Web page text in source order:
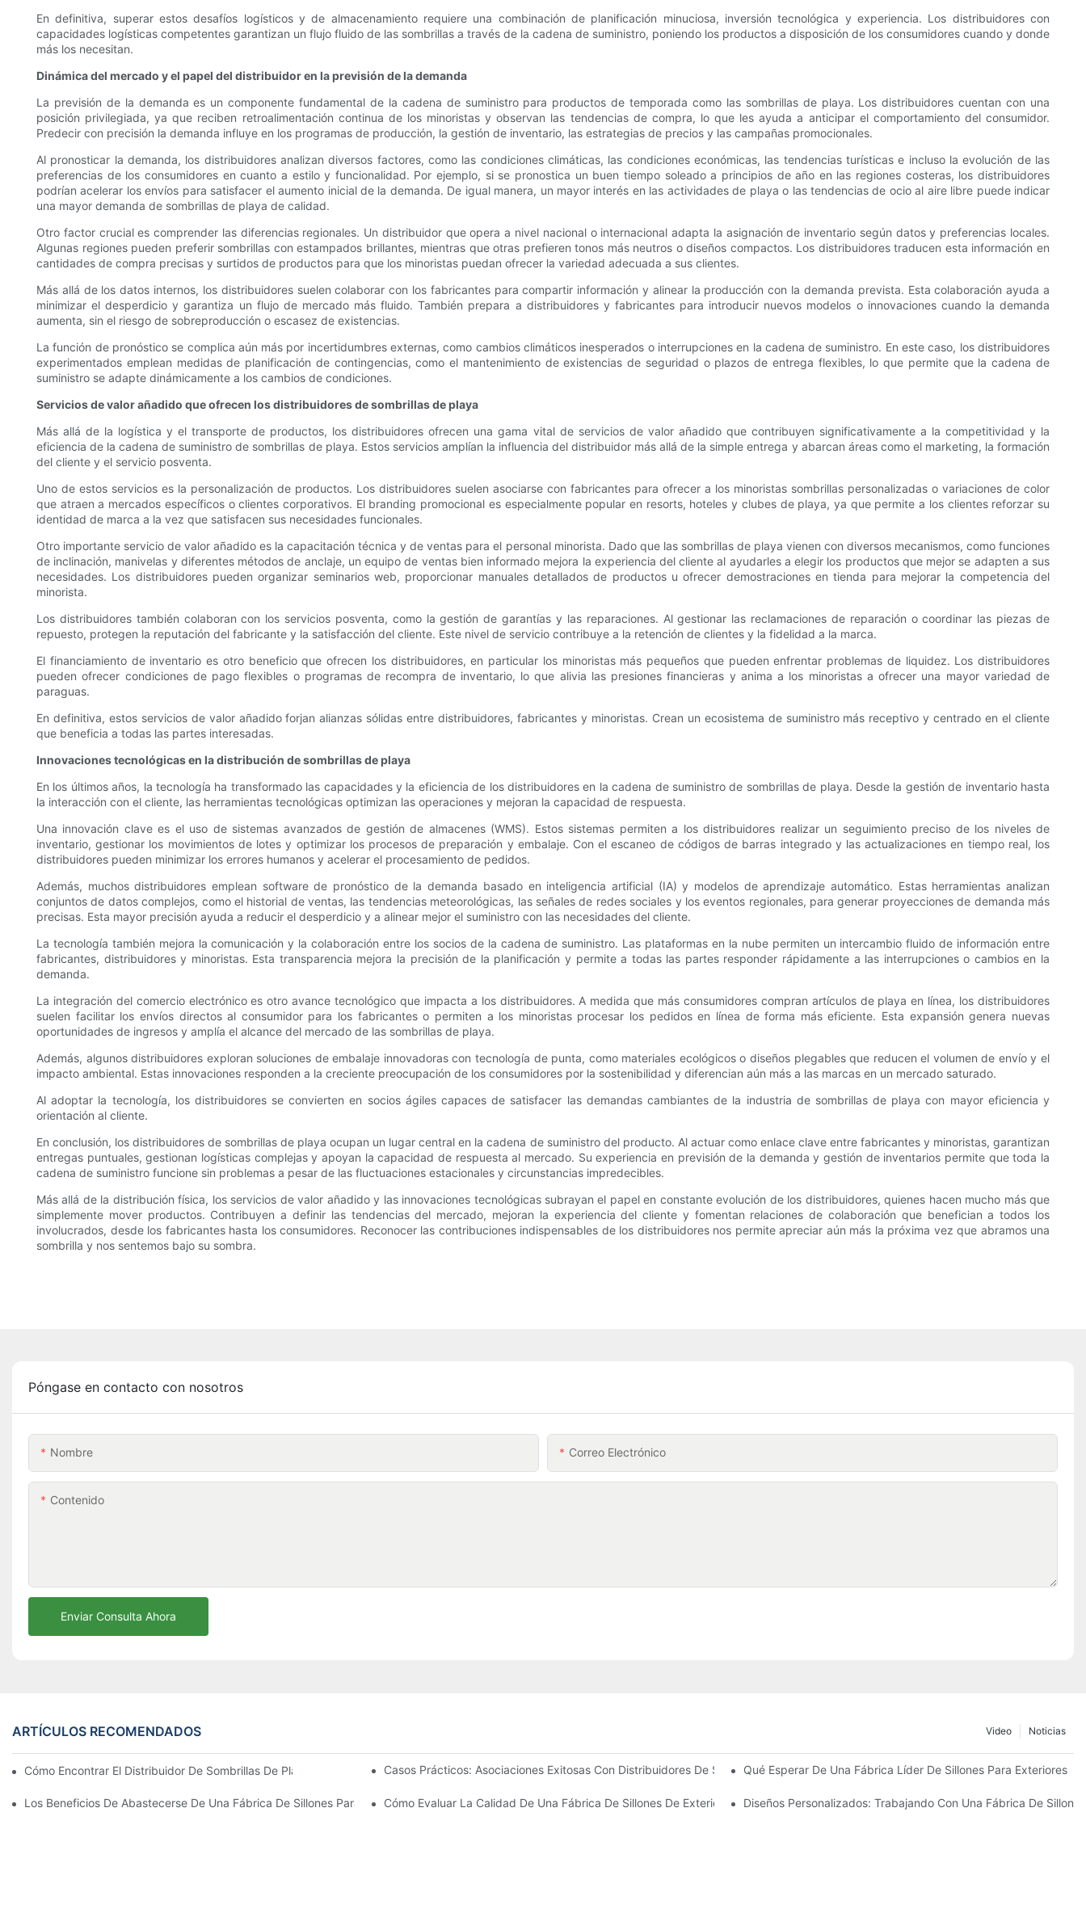
En definitiva, superar estos desafíos logísticos y de almacenamiento requiere una combinación de planificación minuciosa, inversión tecnológica y experiencia. Los distribuidores con
capacidades logísticas competentes garantizan un flujo fluido de las sombrillas a través de la cadena de suministro, poniendo los productos a disposición de los consumidores cuando y donde
más los necesitan.
Dinámica del mercado y el papel del distribuidor en la previsión de la demanda
La previsión de la demanda es un componente fundamental de la cadena de suministro para productos de temporada como las sombrillas de playa. Los distribuidores cuentan con una
posición privilegiada, ya que reciben retroalimentación continua de los minoristas y observan las tendencias de compra, lo que les ayuda a anticipar el comportamiento del consumidor.
Predecir con precisión la demanda influye en los programas de producción, la gestión de inventario, las estrategias de precios y las campañas promocionales.
Al pronosticar la demanda, los distribuidores analizan diversos factores, como las condiciones climáticas, las condiciones económicas, las tendencias turísticas e incluso la evolución de las
preferencias de los consumidores en cuanto a estilo y funcionalidad. Por ejemplo, si se pronostica un buen tiempo soleado a principios de año en las regiones costeras, los distribuidores
podrían acelerar los envíos para satisfacer el aumento inicial de la demanda. De igual manera, un mayor interés en las actividades de playa o las tendencias de ocio al aire libre puede indicar
una mayor demanda de sombrillas de playa de calidad.
Otro factor crucial es comprender las diferencias regionales. Un distribuidor que opera a nivel nacional o internacional adapta la asignación de inventario según datos y preferencias locales.
Algunas regiones pueden preferir sombrillas con estampados brillantes, mientras que otras prefieren tonos más neutros o diseños compactos. Los distribuidores traducen esta información en
cantidades de compra precisas y surtidos de productos para que los minoristas puedan ofrecer la variedad adecuada a sus clientes.
Más allá de los datos internos, los distribuidores suelen colaborar con los fabricantes para compartir información y alinear la producción con la demanda prevista. Esta colaboración ayuda a
minimizar el desperdicio y garantiza un flujo de mercado más fluido. También prepara a distribuidores y fabricantes para introducir nuevos modelos o innovaciones cuando la demanda
aumenta, sin el riesgo de sobreproducción o escasez de existencias.
La función de pronóstico se complica aún más por incertidumbres externas, como cambios climáticos inesperados o interrupciones en la cadena de suministro. En este caso, los distribuidores
experimentados emplean medidas de planificación de contingencias, como el mantenimiento de existencias de seguridad o plazos de entrega flexibles, lo que permite que la cadena de
suministro se adapte dinámicamente a los cambios de condiciones.
Servicios de valor añadido que ofrecen los distribuidores de sombrillas de playa
Más allá de la logística y el transporte de productos, los distribuidores ofrecen una gama vital de servicios de valor añadido que contribuyen significativamente a la competitividad y la
eficiencia de la cadena de suministro de sombrillas de playa. Estos servicios amplían la influencia del distribuidor más allá de la simple entrega y abarcan áreas como el marketing, la formación
del cliente y el servicio posventa.
Uno de estos servicios es la personalización de productos. Los distribuidores suelen asociarse con fabricantes para ofrecer a los minoristas sombrillas personalizadas o variaciones de color
que atraen a mercados específicos o clientes corporativos. El branding promocional es especialmente popular en resorts, hoteles y clubes de playa, ya que permite a los clientes reforzar su
identidad de marca a la vez que satisfacen sus necesidades funcionales.
Otro importante servicio de valor añadido es la capacitación técnica y de ventas para el personal minorista. Dado que las sombrillas de playa vienen con diversos mecanismos, como funciones
de inclinación, manivelas y diferentes métodos de anclaje, un equipo de ventas bien informado mejora la experiencia del cliente al ayudarles a elegir los productos que mejor se adapten a sus
necesidades. Los distribuidores pueden organizar seminarios web, proporcionar manuales detallados de productos u ofrecer demostraciones en tienda para mejorar la competencia del
minorista.
Los distribuidores también colaboran con los servicios posventa, como la gestión de garantías y las reparaciones. Al gestionar las reclamaciones de reparación o coordinar las piezas de
repuesto, protegen la reputación del fabricante y la satisfacción del cliente. Este nivel de servicio contribuye a la retención de clientes y la fidelidad a la marca.
El financiamiento de inventario es otro beneficio que ofrecen los distribuidores, en particular los minoristas más pequeños que pueden enfrentar problemas de liquidez. Los distribuidores
pueden ofrecer condiciones de pago flexibles o programas de recompra de inventario, lo que alivia las presiones financieras y anima a los minoristas a ofrecer una mayor variedad de
paraguas.
En definitiva, estos servicios de valor añadido forjan alianzas sólidas entre distribuidores, fabricantes y minoristas. Crean un ecosistema de suministro más receptivo y centrado en el cliente
que beneficia a todas las partes interesadas.
Innovaciones tecnológicas en la distribución de sombrillas de playa
En los últimos años, la tecnología ha transformado las capacidades y la eficiencia de los distribuidores en la cadena de suministro de sombrillas de playa. Desde la gestión de inventario hasta
la interacción con el cliente, las herramientas tecnológicas optimizan las operaciones y mejoran la capacidad de respuesta.
Una innovación clave es el uso de sistemas avanzados de gestión de almacenes (WMS). Estos sistemas permiten a los distribuidores realizar un seguimiento preciso de los niveles de
inventario, gestionar los movimientos de lotes y optimizar los procesos de preparación y embalaje. Con el escaneo de códigos de barras integrado y las actualizaciones en tiempo real, los
distribuidores pueden minimizar los errores humanos y acelerar el procesamiento de pedidos.
Además, muchos distribuidores emplean software de pronóstico de la demanda basado en inteligencia artificial (IA) y modelos de aprendizaje automático. Estas herramientas analizan
conjuntos de datos complejos, como el historial de ventas, las tendencias meteorológicas, las señales de redes sociales y los eventos regionales, para generar proyecciones de demanda más
precisas. Esta mayor precisión ayuda a reducir el desperdicio y a alinear mejor el suministro con las necesidades del cliente.
La tecnología también mejora la comunicación y la colaboración entre los socios de la cadena de suministro. Las plataformas en la nube permiten un intercambio fluido de información entre
fabricantes, distribuidores y minoristas. Esta transparencia mejora la precisión de la planificación y permite a todas las partes responder rápidamente a las interrupciones o cambios en la
demanda.
La integración del comercio electrónico es otro avance tecnológico que impacta a los distribuidores. A medida que más consumidores compran artículos de playa en línea, los distribuidores
suelen facilitar los envíos directos al consumidor para los fabricantes o permiten a los minoristas procesar los pedidos en línea de forma más eficiente. Esta expansión genera nuevas
oportunidades de ingresos y amplía el alcance del mercado de las sombrillas de playa.
Además, algunos distribuidores exploran soluciones de embalaje innovadoras con tecnología de punta, como materiales ecológicos o diseños plegables que reducen el volumen de envío y el
impacto ambiental. Estas innovaciones responden a la creciente preocupación de los consumidores por la sostenibilidad y diferencian aún más a las marcas en un mercado saturado.
Al adoptar la tecnología, los distribuidores se convierten en socios ágiles capaces de satisfacer las demandas cambiantes de la industria de sombrillas de playa con mayor eficiencia y
orientación al cliente.
En conclusión, los distribuidores de sombrillas de playa ocupan un lugar central en la cadena de suministro del producto. Al actuar como enlace clave entre fabricantes y minoristas, garantizan
entregas puntuales, gestionan logísticas complejas y apoyan la capacidad de respuesta al mercado. Su experiencia en previsión de la demanda y gestión de inventarios permite que toda la
cadena de suministro funcione sin problemas a pesar de las fluctuaciones estacionales y circunstancias impredecibles.
Más allá de la distribución física, los servicios de valor añadido y las innovaciones tecnológicas subrayan el papel en constante evolución de los distribuidores, quienes hacen mucho más que
simplemente mover productos. Contribuyen a definir las tendencias del mercado, mejoran la experiencia del cliente y fomentan relaciones de colaboración que benefician a todos los
involucrados, desde los fabricantes hasta los consumidores. Reconocer las contribuciones indispensables de los distribuidores nos permite apreciar aún más la próxima vez que abramos una
sombrilla y nos sentemos bajo su sombra.
Póngase en contacto con nosotros
Nombre Correo Electrónico
Contenido
Enviar Consulta Ahora
ARTÍCULOS RECOMENDADOS Noticias
Video
Cómo Encontrar El Distribuidor De Sombrillas De Playa Adecuado Para Las Necesidades De Su NegocioCasos Prácticos: Asociaciones Exitosas Con Distribuidores De Sombrillas De PlayaQué Esperar De Una Fábrica Líder De Sillones Para Exteriores
Los Beneficios De Abastecerse De Una Fábrica De Sillones Para ExterioresCómo Evaluar La Calidad De Una Fábrica De Sillones De Exterior Diseños Personalizados: Trabajando Con Una Fábrica De